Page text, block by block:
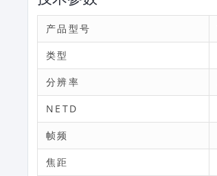
产品型号
类型
分辨率
NETD
帧频
焦距